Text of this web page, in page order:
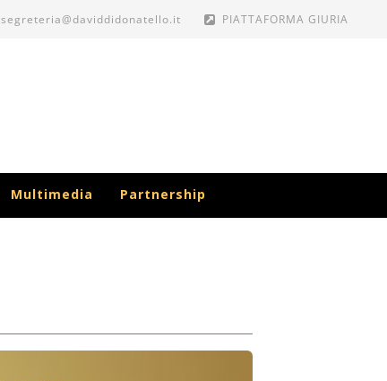
segreteria@daviddidonatello.it PIATTAFORMA GIURIA
Multimedia Partnership